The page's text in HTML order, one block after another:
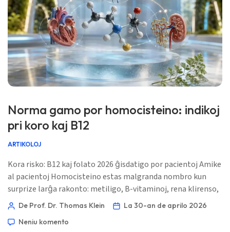
Norma gamo por homocisteino: indikoj
pri koro kaj B12
ARTIKOLOJ
Kora risko: B12 kaj folato 2026 ĝisdatigo por pacientoj Amike
al pacientoj Homocisteino estas malgranda nombro kun
surprize larĝa rakonto: metiligo, B-vitaminoj, rena klirenso,
vaskula risko, kaj foje efikoj de medikamentoj — ĉio
📝 Publikigita: la 30-an de aprilo 2026 🩺 Medicina revizio: la
De Prof. Dr. Thomas Klein
La 30-an de aprilo 2026
Neniu komento